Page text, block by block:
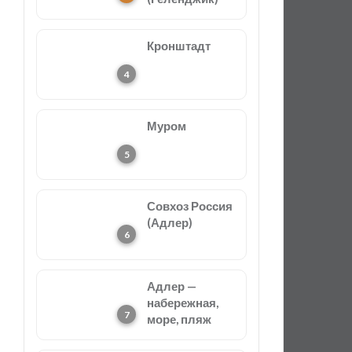
Кронштадт
Муром
Совхоз Россия
(Адлер)
Адлер —
набережная,
море, пляж